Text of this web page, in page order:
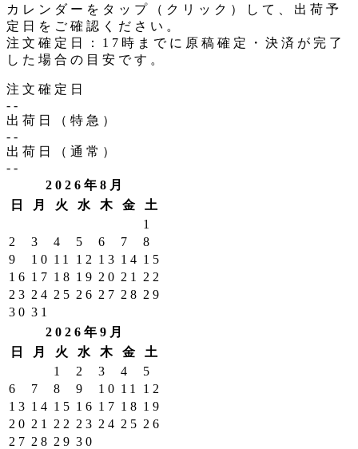
カレンダーをタップ（クリック）して、出荷予
定日をご確認ください。
注文確定日：17時までに原稿確定・決済が完了
した場合の目安です。
注文確定日
--
出荷日（特急）
--
出荷日（通常）
--
2026年8月
日
月 火 水 木 金
土
1
2
3 4 5 6 7
8
9
10 11 12 13 14 15
16 17 18 19 20 21
22
23 24 25 26 27 28 29
30 31
2026年9月
日
月 火 水 木 金
土
1
2 3 4
5
6
7 8 9 10 11
12
13 14 15 16 17 18 19
20 21 22 23 24 25 26
27 28 29 30